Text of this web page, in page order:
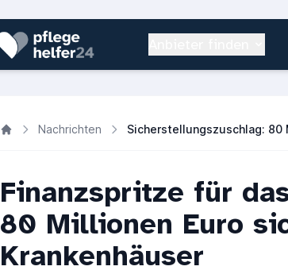
Nachrichten
Finanzspritze für
80 Millionen Euro
Krankenhäuser